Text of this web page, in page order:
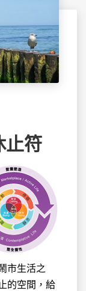
止符
市生活之
的空間，給